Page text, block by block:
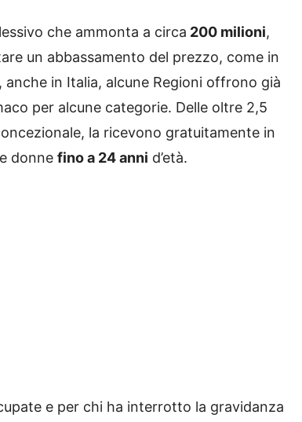
che ammonta a circa 200 milioni,
un abbassamento del prezzo, come in
anche in Italia, alcune Regioni offrono già
per alcune categorie. Delle oltre 2,5
la ricevono gratuitamente in
donne fino a 24 anni d’età.
e per chi ha interrotto la gravidanza